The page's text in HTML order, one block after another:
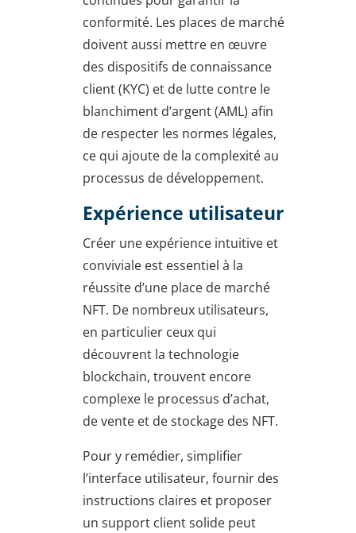
conformité. Les places de marché
doivent aussi mettre en œuvre
des dispositifs de connaissance
client (KYC) et de lutte contre le
blanchiment d’argent (AML) afin
de respecter les normes légales,
ce qui ajoute de la complexité au
processus de développement.
Expérience utilisateur
Créer une expérience intuitive et
conviviale est essentiel à la
réussite d’une place de marché
NFT. De nombreux utilisateurs,
en particulier ceux qui
découvrent la technologie
blockchain, trouvent encore
complexe le processus d’achat,
de vente et de stockage des NFT.
Pour y remédier, simplifier
l’interface utilisateur, fournir des
instructions claires et proposer
un support client solide peut